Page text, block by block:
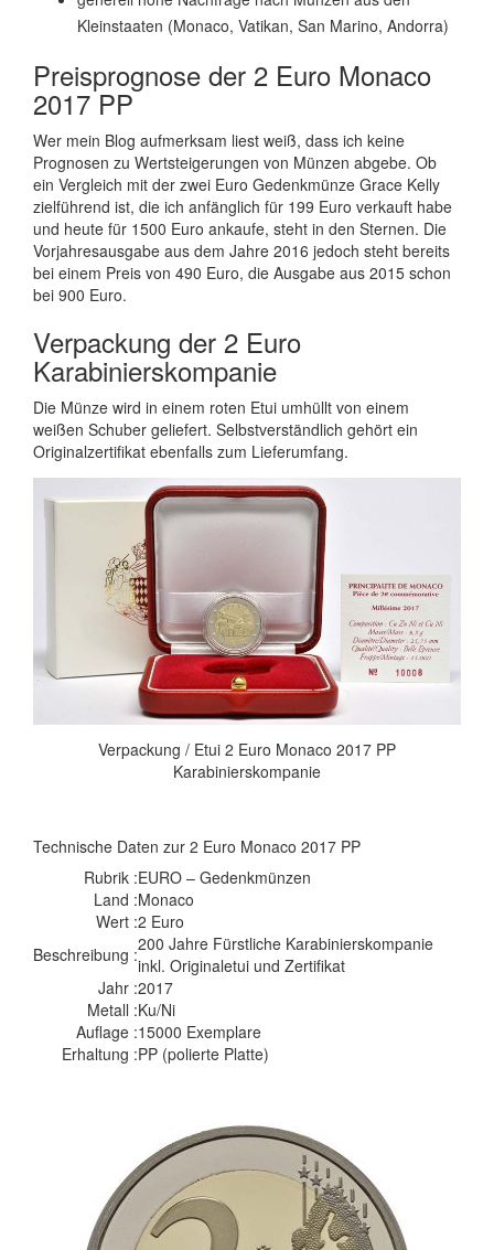
Kleinstaaten (Monaco, Vatikan, San Marino, Andorra)
Preisprognose der 2 Euro Monaco
2017 PP
Wer mein Blog aufmerksam liest weiß, dass ich keine
Prognosen zu Wertsteigerungen von Münzen abgebe. Ob
ein Vergleich mit der zwei Euro Gedenkmünze Grace Kelly
zielführend ist, die ich anfänglich für 199 Euro verkauft habe
und heute für 1500 Euro ankaufe, steht in den Sternen. Die
Vorjahresausgabe aus dem Jahre 2016 jedoch steht bereits
bei einem Preis von 490 Euro, die Ausgabe aus 2015 schon
bei 900 Euro.
Verpackung der 2 Euro
Karabinierskompanie
Die Münze wird in einem roten Etui umhüllt von einem
weißen Schuber geliefert. Selbstverständlich gehört ein
Originalzertifikat ebenfalls zum Lieferumfang.
Verpackung / Etui 2 Euro Monaco 2017 PP
Karabinierskompanie
Technische Daten zur 2 Euro Monaco 2017 PP
Rubrik :EURO – Gedenkmünzen
Land :Monaco
Wert :2 Euro
Beschreibung :200 Jahre Fürstliche Karabinierskompanie
inkl. Originaletui und Zertifikat
Jahr :2017
Metall :Ku/Ni
Auflage :15000 Exemplare
Erhaltung :PP (polierte Platte)